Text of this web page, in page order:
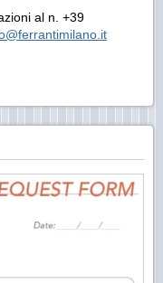
al n. +39